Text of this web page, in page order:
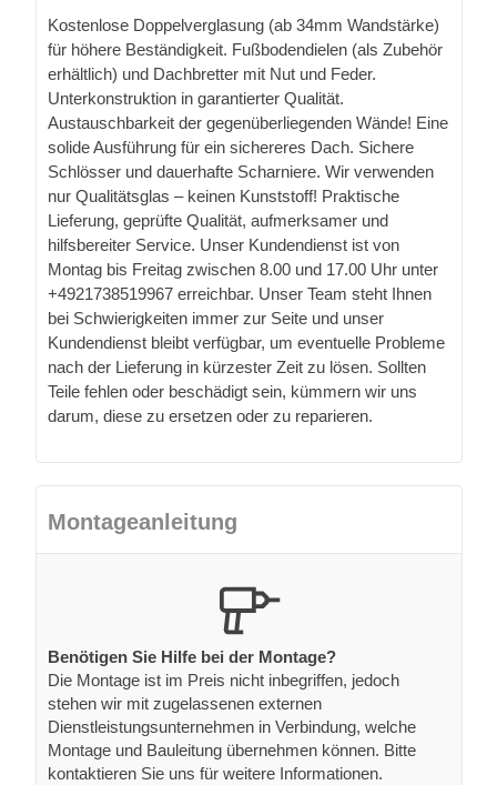
Kostenlose Doppelverglasung (ab 34mm Wandstärke)
für höhere Beständigkeit. Fußbodendielen (als Zubehör
erhältlich) und Dachbretter mit Nut und Feder.
Unterkonstruktion in garantierter Qualität.
Austauschbarkeit der gegenüberliegenden Wände! Eine
solide Ausführung für ein sichereres Dach. Sichere
Schlösser und dauerhafte Scharniere. Wir verwenden
nur Qualitätsglas – keinen Kunststoff! Praktische
Lieferung, geprüfte Qualität, aufmerksamer und
hilfsbereiter Service. Unser Kundendienst ist von
Montag bis Freitag zwischen 8.00 und 17.00 Uhr unter
+4921738519967 erreichbar. Unser Team steht Ihnen
bei Schwierigkeiten immer zur Seite und unser
Kundendienst bleibt verfügbar, um eventuelle Probleme
nach der Lieferung in kürzester Zeit zu lösen. Sollten
Teile fehlen oder beschädigt sein, kümmern wir uns
darum, diese zu ersetzen oder zu reparieren.
Montageanleitung
Benötigen Sie Hilfe bei der Montage?
Die Montage ist im Preis nicht inbegriffen, jedoch
stehen wir mit zugelassenen externen
Dienstleistungsunternehmen in Verbindung, welche
Montage und Bauleitung übernehmen können. Bitte
kontaktieren Sie uns für weitere Informationen.